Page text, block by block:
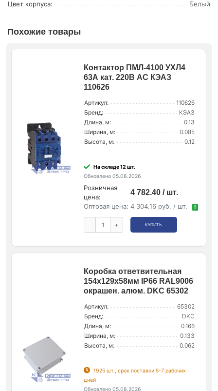
Цвет корпуса:
Белый
Похожие товары
Контактор ПМЛ-4100 УХЛ4
63А кат. 220В AC КЭАЗ
110626
Артикул:
110626
Бренд:
КЭАЗ
Длина, м:
0.13
Ширина, м:
0.085
Высота, м:
0.12
На складе 12 шт.
Обновлено 05.08.2026
Розничная
цена:
4 782.40 / шт.
Оптовая цена: 4 304.16 руб. / шт. !
- + КУПИТЬ
Коробка ответвительная
154х129х58мм IP66 RAL9006
окрашен. алюм. DKC 65302
Артикул:
65302
Бренд:
DKC
Длина, м:
0.166
Ширина, м:
0.133
Высота, м:
0.062
1925 шт., срок поставки 5-7 рабочих
дней
Обновлено 05.08.2026